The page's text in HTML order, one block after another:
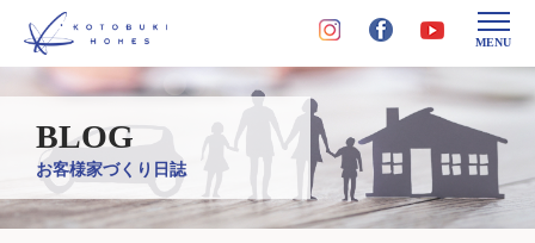
MENU
BLOG
お客様家づくり日誌